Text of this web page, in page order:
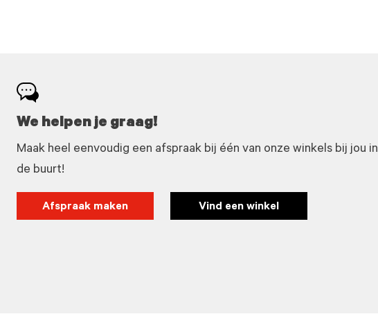
We helpen je graag!
Maak heel eenvoudig een afspraak bij één van onze winkels bij jou in
de buurt!
Afspraak maken Vind een winkel